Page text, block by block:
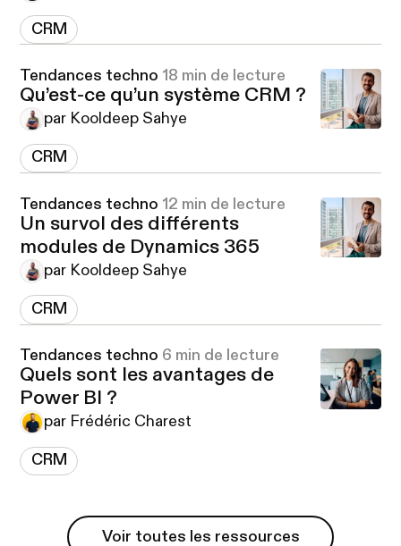
CRM
Tendances techno 18 min de lecture
Qu’est-ce qu’un système CRM ?
par Kooldeep Sahye
CRM
Tendances techno 12 min de lecture
Un survol des différents
modules de Dynamics 365
par Kooldeep Sahye
CRM
Tendances techno 6 min de lecture
Quels sont les avantages de
Power BI ?
par Frédéric Charest
CRM
Voir toutes les ressources